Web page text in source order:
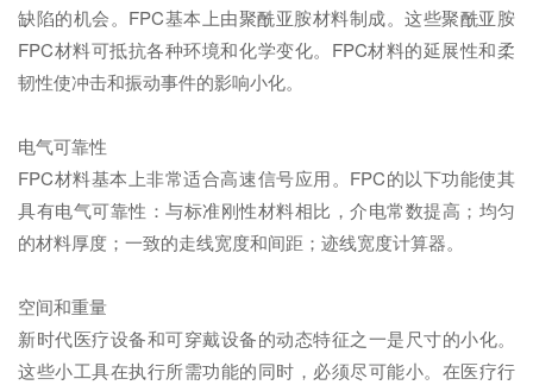
缺陷的机会。FPC基本上由聚酰亚胺材料制成。这些聚酰亚胺
FPC材料可抵抗各种环境和化学变化。FPC材料的延展性和柔
韧性使冲击和振动事件的影响小化。
电气可靠性
FPC材料基本上非常适合高速信号应用。FPC的以下功能使其
具有电气可靠性：与标准刚性材料相比，介电常数提高；均匀
的材料厚度；一致的走线宽度和间距；迹线宽度计算器。
空间和重量
新时代医疗设备和可穿戴设备的动态特征之一是尺寸的小化。
这些小工具在执行所需功能的同时，必须尽可能小。在医疗行